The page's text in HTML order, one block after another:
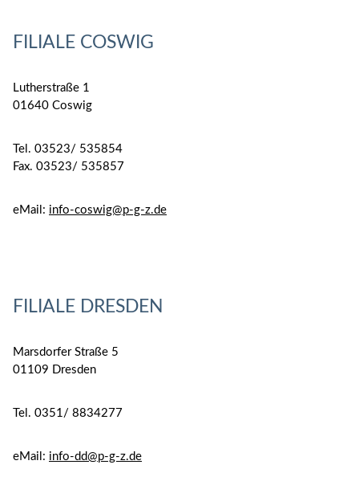
FILIALE COSWIG
Lutherstraße 1
01640 Coswig
Tel. 03523/ 535854
Fax. 03523/ 535857
eMail: info-coswig@p-g-z.de
FILIALE DRESDEN
Marsdorfer Straße 5
01109 Dresden
Tel. 0351/ 8834277
eMail: info-dd@p-g-z.de